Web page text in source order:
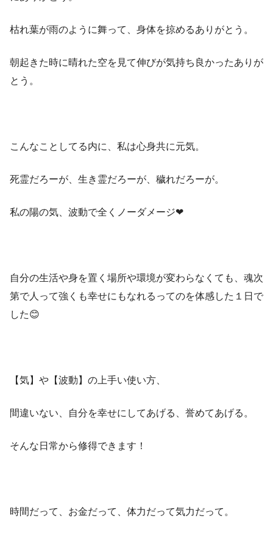
枯れ葉が雨のように舞って、身体を掠めるありがとう。
朝起きた時に晴れた空を見て伸びが気持ち良かったありが
とう。
こんなことしてる内に、私は心身共に元気。
死霊だろーが、生き霊だろーが、穢れだろーが。
私の陽の気、波動で全くノーダメージ❤
自分の生活や身を置く場所や環境が変わらなくても、魂次
第で人って強くも幸せにもなれるってのを体感した１日で
した😊
【気】や【波動】の上手い使い方、
間違いない、自分を幸せにしてあげる、誉めてあげる。
そんな日常から修得できます！
時間だって、お金だって、体力だって気力だって。